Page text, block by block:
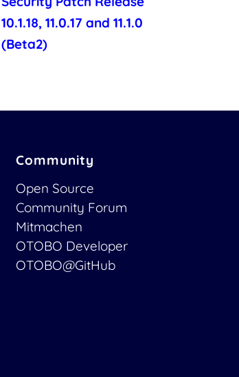
10.1.18, 11.0.17 and 11.1.0
(Beta2)
Community
Open Source
Community Forum
Mitmachen
OTOBO Developer
OTOBO@GitHub